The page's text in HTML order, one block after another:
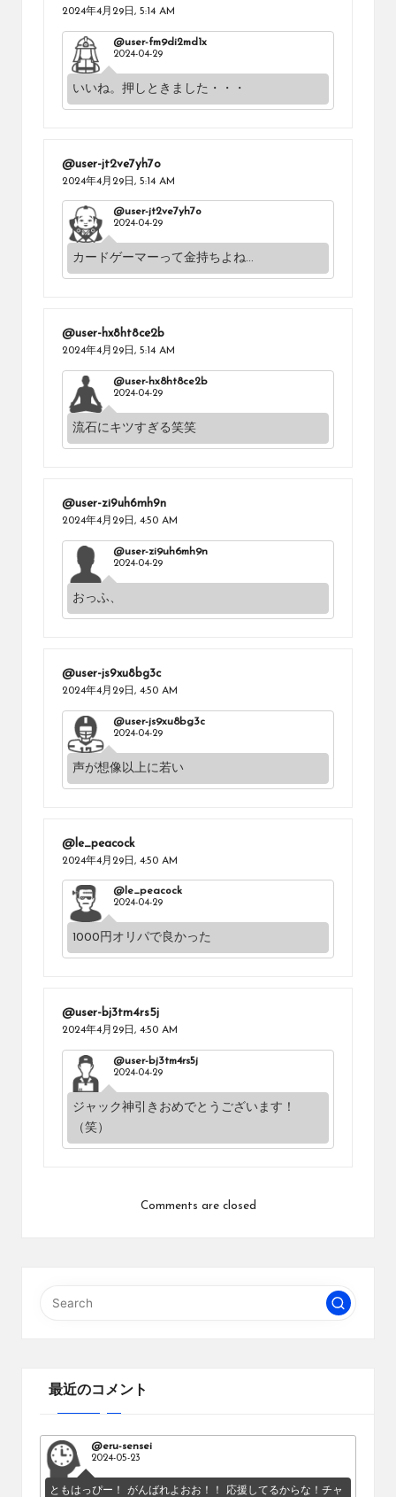
2024年4月29日, 5:14 AM
@user-fm9di2md1x
2024-04-29
いいね。押しときました・・・
@user-jt2ve7yh7o
2024年4月29日, 5:14 AM
@user-jt2ve7yh7o
2024-04-29
カードゲーマーって金持ちよね...
@user-hx8ht8ce2b
2024年4月29日, 5:14 AM
@user-hx8ht8ce2b
2024-04-29
流石にキツすぎる笑笑
@user-zi9uh6mh9n
2024年4月29日, 4:50 AM
@user-zi9uh6mh9n
2024-04-29
おっふ、
@user-js9xu8bg3c
2024年4月29日, 4:50 AM
@user-js9xu8bg3c
2024-04-29
声が想像以上に若い
@le_peacock
2024年4月29日, 4:50 AM
@le_peacock
2024-04-29
1000円オリパで良かった
@user-bj3tm4rs5j
2024年4月29日, 4:50 AM
@user-bj3tm4rs5j
2024-04-29
ジャック神引きおめでとうございます！
（笑）
Comments are closed
最近のコメント
@eru-sensei
2024-05-23
ともはっぴー！ がんばれよおお！！ 応援してるからな！チャ